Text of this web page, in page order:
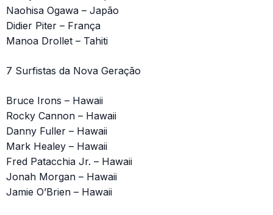
Naohisa Ogawa – Japão
Didier Piter – França
Manoa Drollet – Tahiti
7 Surfistas da Nova Geração
Bruce Irons – Hawaii
Rocky Cannon – Hawaii
Danny Fuller – Hawaii
Mark Healey – Hawaii
Fred Patacchia Jr. – Hawaii
Jonah Morgan – Hawaii
Jamie O’Brien – Hawaii